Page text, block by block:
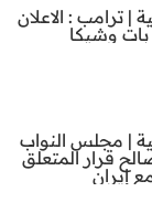
| ترامب : الاعلان
بات وشيكا
| مجلس النواب
قرار المتعلق
إيران